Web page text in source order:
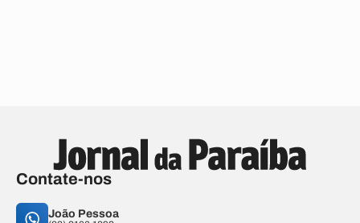
Contate-nos
João Pessoa